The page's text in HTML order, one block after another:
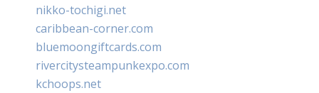
nikko-tochigi.net
caribbean-corner.com
bluemoongiftcards.com
rivercitysteampunkexpo.com
kchoops.net